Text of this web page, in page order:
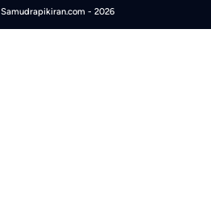
Samudrapikiran.com - 2026